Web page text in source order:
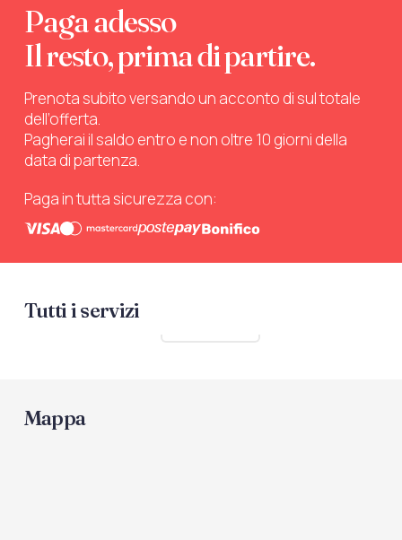
Paga adesso
Il resto, prima di partire.
Prenota subito versando un acconto di sul totale
dell’offerta.
Pagherai il saldo entro e non oltre 10 giorni della
data di partenza.
Paga in tutta sicurezza con:
Tutti i servizi
Mappa